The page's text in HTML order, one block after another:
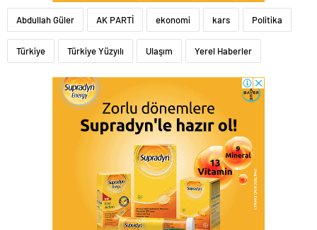
Abdullah Güler AK PARTİ ekonomi kars Politika
Türkiye Türkiye Yüzyılı Ulaşım Yerel Haberler